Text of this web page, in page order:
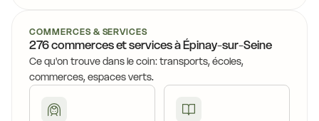
COMMERCES & SERVICES
276 commerces et services à Épinay-sur-Seine
Ce qu'on trouve dans le coin: transports, écoles,
commerces, espaces verts.